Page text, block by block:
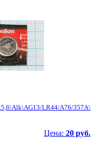
LR44/A76/357A\
Цена: 20 руб.